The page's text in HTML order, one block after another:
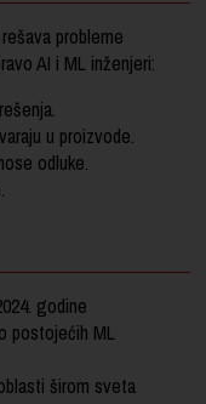
probleme
AI i ML inženjeri:
u proizvode.
odluke.
godine
postojećih ML
širom sveta